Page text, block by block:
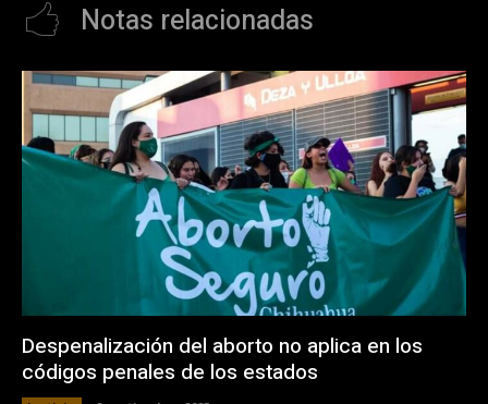
Notas relacionadas
Despenalización del aborto no aplica en los
códigos penales de los estados